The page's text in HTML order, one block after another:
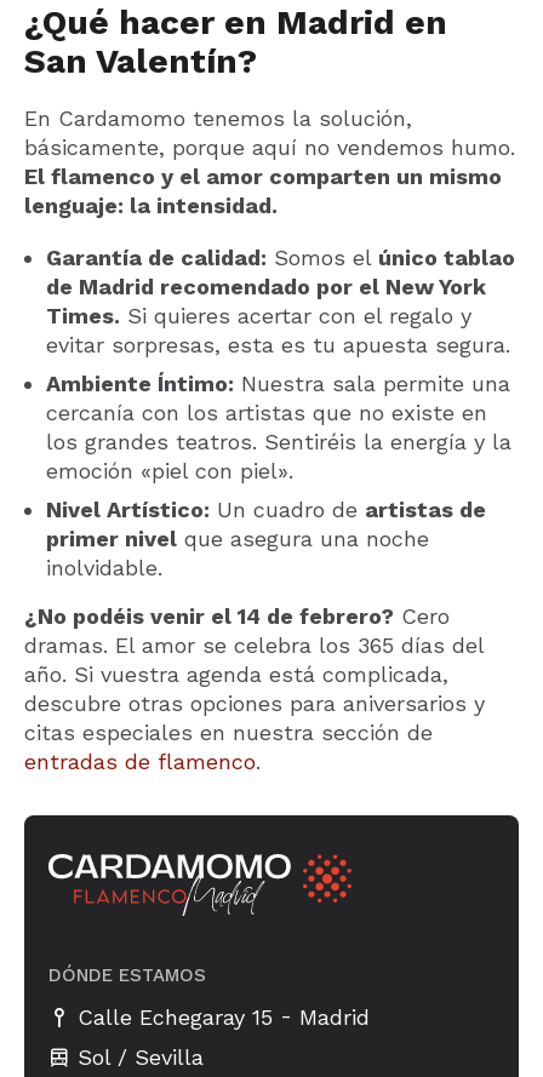
¿Qué hacer en Madrid en
San Valentín?
En Cardamomo tenemos la solución,
básicamente, porque aquí no vendemos humo.
El flamenco y el amor comparten un mismo
lenguaje: la intensidad.
Garantía de calidad: Somos el único tablao
de Madrid recomendado por el New York
Times. Si quieres acertar con el regalo y
evitar sorpresas, esta es tu apuesta segura.
Ambiente Íntimo: Nuestra sala permite una
cercanía con los artistas que no existe en
los grandes teatros. Sentiréis la energía y la
emoción «piel con piel».
Nivel Artístico: Un cuadro de artistas de
primer nivel que asegura una noche
inolvidable.
¿No podéis venir el 14 de febrero? Cero
dramas. El amor se celebra los 365 días del
año. Si vuestra agenda está complicada,
descubre otras opciones para aniversarios y
citas especiales en nuestra sección de
entradas de flamenco.
DÓNDE ESTAMOS
Calle Echegaray 15 - Madrid
Sol / Sevilla